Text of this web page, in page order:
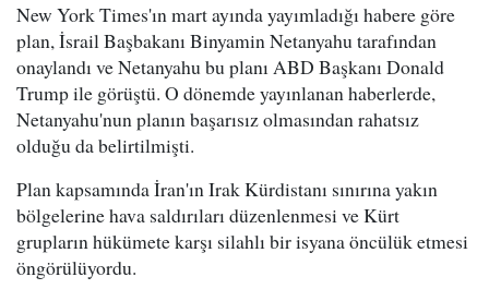
New York Times'ın mart ayında yayımladığı habere göre
plan, İsrail Başbakanı Binyamin Netanyahu tarafından
onaylandı ve Netanyahu bu planı ABD Başkanı Donald
Trump ile görüştü. O dönemde yayınlanan haberlerde,
Netanyahu'nun planın başarısız olmasından rahatsız
olduğu da belirtilmişti.
Plan kapsamında İran'ın Irak Kürdistanı sınırına yakın
bölgelerine hava saldırıları düzenlenmesi ve Kürt
grupların hükümete karşı silahlı bir isyana öncülük etmesi
öngörülüyordu.